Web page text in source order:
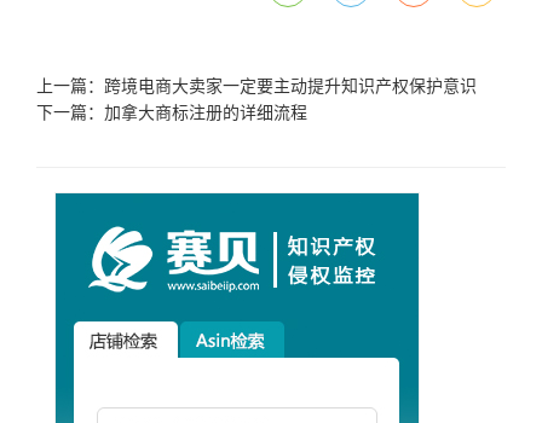
上一篇： 跨境电商大卖家一定要主动提升知识产权保护意识
下一篇： 加拿大商标注册的详细流程